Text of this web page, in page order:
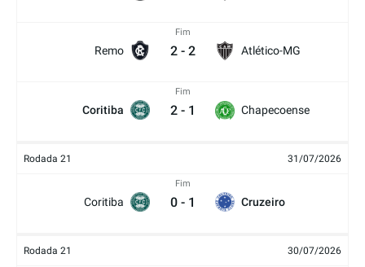
Remo
Fim
2 - 2 Atlético-MG
Coritiba
Fim
2 - 1 Chapecoense
Rodada 21 31/07/2026
Coritiba
Fim
0 - 1 Cruzeiro
Rodada 21 30/07/2026